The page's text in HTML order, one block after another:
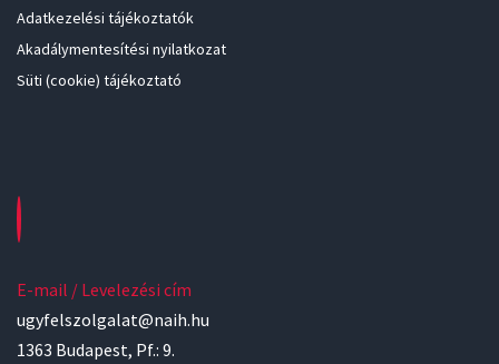
Adatkezelési tájékoztatók
Akadálymentesítési nyilatkozat
Süti (cookie) tájékoztató
E-mail / Levelezési cím
ugyfelszolgalat@naih.hu
1363 Budapest, Pf.: 9.